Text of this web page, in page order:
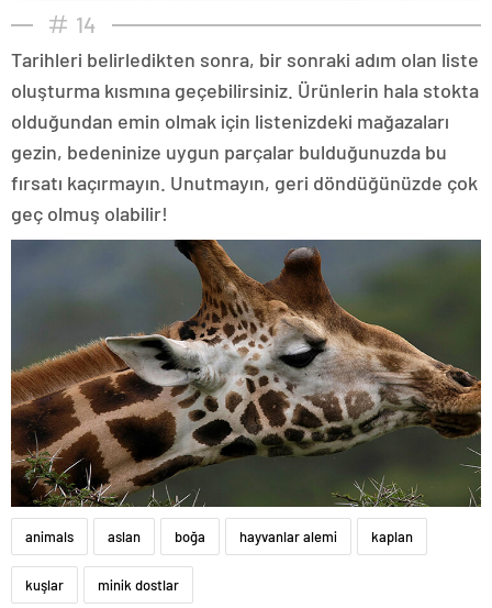
14
Tarihleri belirledikten sonra, bir sonraki adım olan liste
oluşturma kısmına geçebilirsiniz. Ürünlerin hala stokta
olduğundan emin olmak için listenizdeki mağazaları
gezin, bedeninize uygun parçalar bulduğunuzda bu
fırsatı kaçırmayın. Unutmayın, geri döndüğünüzde çok
geç olmuş olabilir!
animals aslan boğa hayvanlar alemi kaplan
kuşlar minik dostlar